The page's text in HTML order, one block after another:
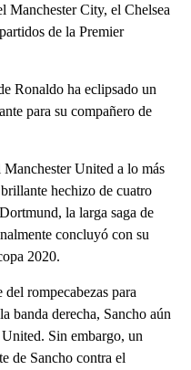
Manchester City, el Chelsea
de la Premier
Ronaldo ha eclipsado un
para su compañero de
United a lo más
hechizo de cuatro
la larga saga de
concluyó con su
2020.
rompecabezas para
banda derecha, Sancho aún
Sin embargo, un
de Sancho contra el